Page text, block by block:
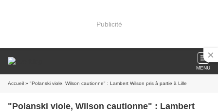
Publicité
MENU
Accueil » "Polanski viole, Wilson cautionne" : Lambert Wilson pris à partie à Lille
"Polanski viole, Wilson cautionne" : Lambert